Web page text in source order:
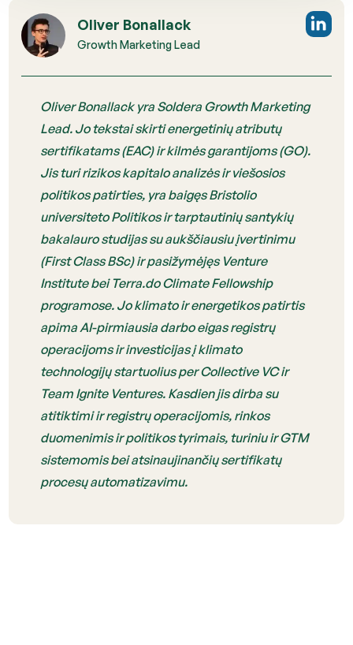
Oliver Bonallack
Growth Marketing Lead
Oliver Bonallack yra Soldera Growth Marketing
Lead. Jo tekstai skirti energetinių atributų
sertifikatams (EAC) ir kilmės garantijoms (GO).
Jis turi rizikos kapitalo analizės ir viešosios
politikos patirties, yra baigęs Bristolio
universiteto Politikos ir tarptautinių santykių
bakalauro studijas su aukščiausiu įvertinimu
(First Class BSc) ir pasižymėjęs Venture
Institute bei Terra.do Climate Fellowship
programose. Jo klimato ir energetikos patirtis
apima AI-pirmiausia darbo eigas registrų
operacijoms ir investicijas į klimato
technologijų startuolius per Collective VC ir
Team Ignite Ventures. Kasdien jis dirba su
atitiktimi ir registrų operacijomis, rinkos
duomenimis ir politikos tyrimais, turiniu ir GTM
sistemomis bei atsinaujinančių sertifikatų
procesų automatizavimu.